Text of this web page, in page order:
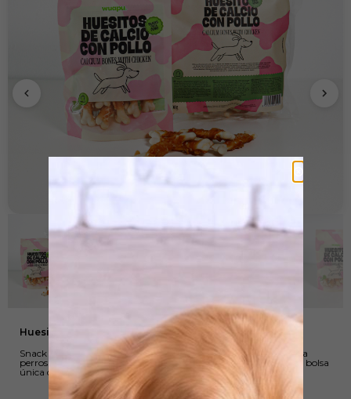
Huesitos de Calcio con Pollo
Snack con núcleo de calcio envuelto en pollo desecado, ideal para
perros pequeños. Formatos enpack de 12 bolsas de 100 g
o bolsa
única de 500 g.